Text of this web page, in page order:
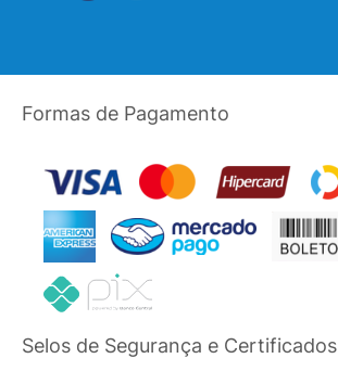
Formas de Pagamento
Selos de Segurança e Certificados